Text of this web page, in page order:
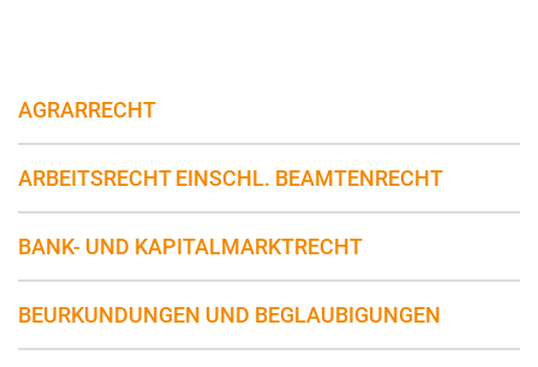
AGRARRECHT
ARBEITSRECHT EINSCHL. BEAMTENRECHT
BANK- UND KAPITALMARKTRECHT
BEURKUNDUNGEN UND BEGLAUBIGUNGEN